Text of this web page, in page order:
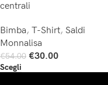
centrali
Bimba, T-Shirt, Saldi
Monnalisa
€54.00 €30.00
Scegli